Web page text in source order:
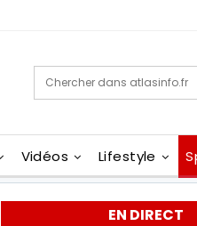
Vidéos Lifestyle
EN DIRECT